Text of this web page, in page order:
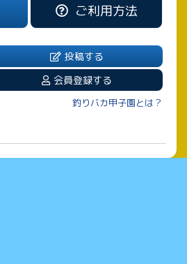
ご利用方法
投稿する
会員登録する
釣りバカ甲子園とは？